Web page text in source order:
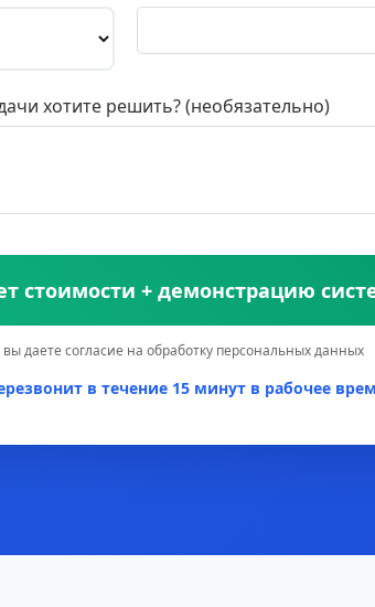
хотите решить? (необязательно)
стоимости + демонстрацию
даете согласие на обработку персональных данных
в течение 15 минут в рабочее